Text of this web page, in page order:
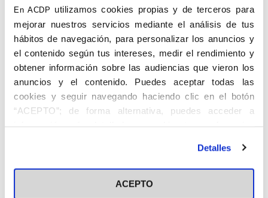
En ACDP utilizamos cookies propias y de terceros para
mejorar nuestros servicios mediante el análisis de tus
hábitos de navegación, para personalizar los anuncios y
el contenido según tus intereses, medir el rendimiento y
obtener información sobre las audiencias que vieron los
anuncios y el contenido. Puedes aceptar todas las
cookies y seguir navegando haciendo clic en el botón
“ACEPTO”; de forma alternativa, puedes acceder a
información más detallada y cambiar tus preferencias
en el botón "Personalizar". Para más información puedes
visitar nuestra Política de Cookies
Detalles
ACEPTO
Económicos Valencianos, por importantes
empresarios de la región, como Ignacio
Villalonga y Vicente Iborra, pasó a dirigirlo
desde 1929. Precisamente en Valencia fue
donde preparó, para el
Weltwirtschaftliches Archiv, que lo publicó
en enero de 1935, el famoso artículo Der
Wirtschaftsaufbau Spaniens und die
de De Economía Hispana (Labor), y se
esencial para el conocimiento de la